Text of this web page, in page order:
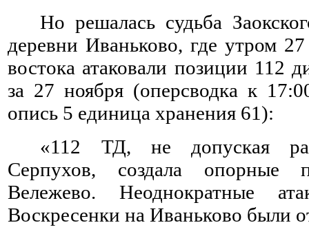
Но решалась судьба
деревни Иваньково, где утром
востока атаковали позиции 112
за 27 ноября (оперсводка к
опись 5 единица хранения 61):
«112 ТД, не допуская
Серпухов, создала опорные
Вележево. Неоднократные
Воскресенки на Иваньково были